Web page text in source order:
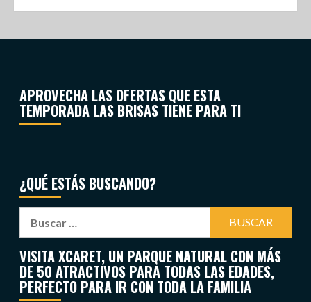
APROVECHA LAS OFERTAS QUE ESTA
TEMPORADA LAS BRISAS TIENE PARA TI
¿QUÉ ESTÁS BUSCANDO?
VISITA XCARET, UN PARQUE NATURAL CON MÁS
DE 50 ATRACTIVOS PARA TODAS LAS EDADES,
PERFECTO PARA IR CON TODA LA FAMILIA